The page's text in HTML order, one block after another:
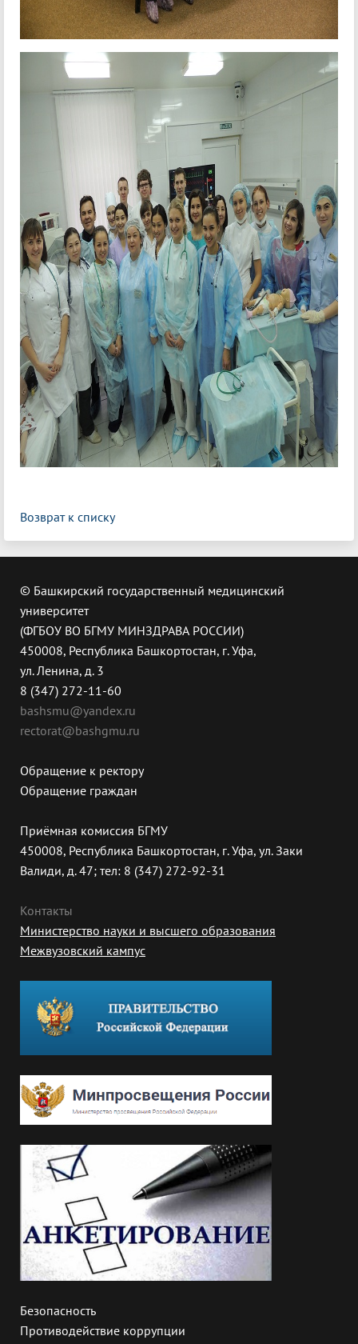
Возврат к списку
© Башкирский государственный медицинский
университет
(ФГБОУ ВО БГМУ МИНЗДРАВА РОССИИ)
450008, Республика Башкортостан, г. Уфа,
ул. Ленина, д. 3
8 (347) 272-11-60
bashsmu@yandex.ru
rectorat@bashgmu.ru
Обращение к ректору
Обращение граждан
Приёмная комиссия БГМУ
450008, Республика Башкортостан, г. Уфа, ул. Заки
Валиди, д. 47; тел: 8 (347) 272-92-31
Контакты
Министерство науки и высшего образования
Межвузовский кампус
Безопасность
Противодействие коррупции